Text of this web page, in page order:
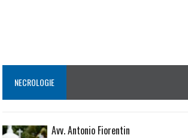
NECROLOGIE
Avv. Antonio Fiorentin